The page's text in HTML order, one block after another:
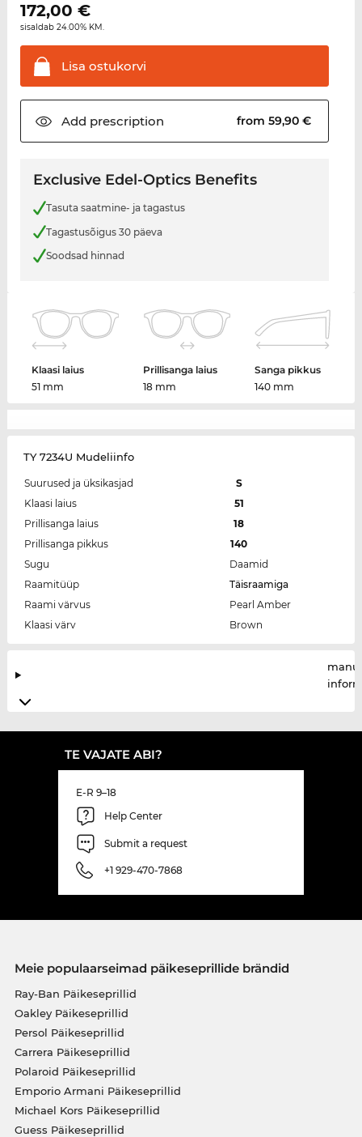
172,00 €
sisaldab 24.00% KM.
Lisa ostukorvi
Add prescription from 59,90 €
Exclusive Edel-Optics Benefits
Tasuta saatmine- ja tagastus
Tagastusõigus 30 päeva
Soodsad hinnad
Klaasi laius
51 mm
Prillisanga laius
18 mm
Sanga pikkus
140 mm
TY 7234U Mudeliinfo
Suurused ja üksikasjad
S
Klaasi laius
51
Prillisanga laius
18
Prillisanga pikkus
140
Sugu
Daamid
Raamitüüp
Täisraamiga
Raami värvus
Pearl Amber
Klaasi värv
Brown
TE VAJATE ABI?
E-R 9–18
Help Center
Submit a request
+1 929-470-7868
Meie populaarseimad päikeseprillide brändid
Ray-Ban Päikeseprillid
Oakley Päikeseprillid
Persol Päikeseprillid
Carrera Päikeseprillid
Polaroid Päikeseprillid
Emporio Armani Päikeseprillid
Michael Kors Päikeseprillid
Guess Päikeseprillid